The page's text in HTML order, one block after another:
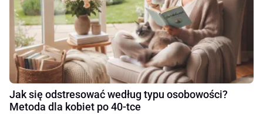
Jak się odstresować według typu osobowości?
Metoda dla kobiet po 40-tce